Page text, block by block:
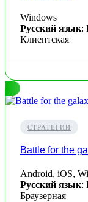
Windows
Русский язык:
Клиентская
СТРАТЕГИИ
Battle for the
Android, iOS,
Русский язык:
Браузерная